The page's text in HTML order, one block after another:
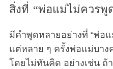
สิ่งที่ “พ่อแม่ไม่ควรพู
มีคำพูดหลายอย่างที่ “พ่อ
แต่หลาย ๆ ครั้งพ่อแม่บา
โดยไม่ทันคิด อย่างเช่น